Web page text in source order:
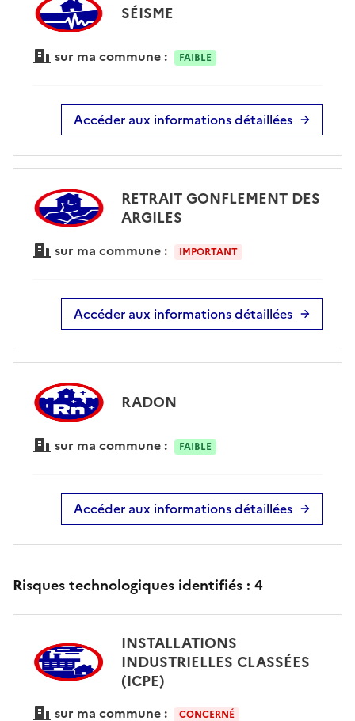
SÉISME
sur ma commune : FAIBLE
Accéder aux informations détaillées
RETRAIT GONFLEMENT DES
ARGILES
sur ma commune : IMPORTANT
Accéder aux informations détaillées
RADON
sur ma commune : FAIBLE
Accéder aux informations détaillées
Risques technologiques identifiés : 4
INSTALLATIONS
INDUSTRIELLES CLASSÉES
(ICPE)
sur ma commune : CONCERNÉ